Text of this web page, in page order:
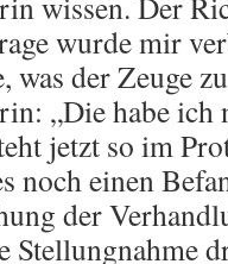
wurde mir
was der Zeuge
„Die habe ich
jetzt so im
noch einen
der
Stellungnahme